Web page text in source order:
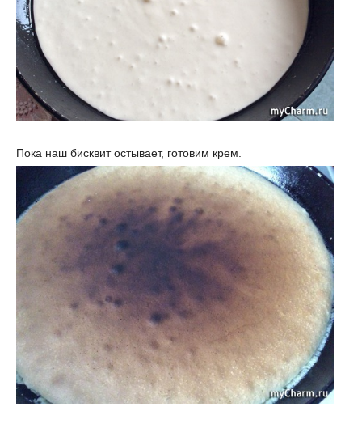
Пока наш бисквит остывает, готовим крем.